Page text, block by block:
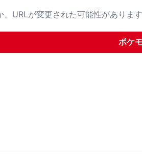
URLが変更された可能性があります
ポケ